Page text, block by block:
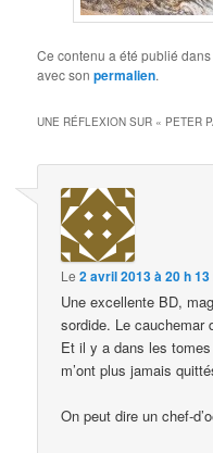
Ce contenu a été publié dans
avec sonpermalien.
UNE RÉFLEXION SUR « PETER
Le2 avril 2013 à 20 h
Une excellente BD,
sordide. Le cauchemar
Et il y a dans les
m’ont plus jamais
On peut dire un chef-